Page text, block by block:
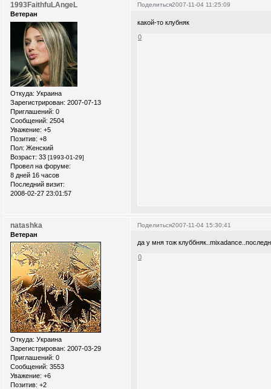
Поделиться2007-11-04 11:25:09
1993FaithfuLAngeL
Ветеран
Откуда: Украина
Зарегистрирован: 2007-07-13
Приглашений: 0
Сообщений: 2504
Уважение: +5
Позитив: +8
Пол: Женский
Возраст: 33 [1993-01-29]
Провел на форуме:
8 дней 16 часов
Последний визит:
2008-02-27 23:01:57
какой-то клубняк
0
Поделиться2007-11-04 15:30:41
natashka
Ветеран
Откуда: Украина
Зарегистрирован: 2007-03-29
Приглашений: 0
Сообщений: 3553
Уважение: +6
Позитив: +2
да у мня тож
0